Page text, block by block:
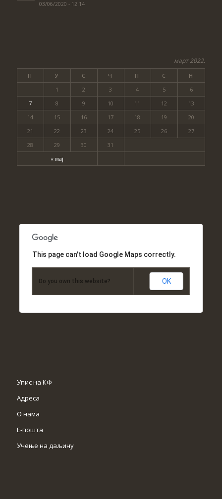
03/06/2020 - 12:14
март 2022.
П У С Ч П С Н
« мај
1 2 3 4 5
6
7
8 9 10 11 12
13
14
15 16 17 18 19
20
21
22 23 24 25 26
27
28
29 30 31
This page can't load Google Maps correctly.
Do you own this website? OK
Упис на КФ
Адреса
О нама
Е-пошта
Учење на даљину